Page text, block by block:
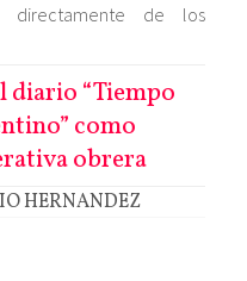
directamente de los
diario “Tiempo
como
obrera
HERNANDEZ